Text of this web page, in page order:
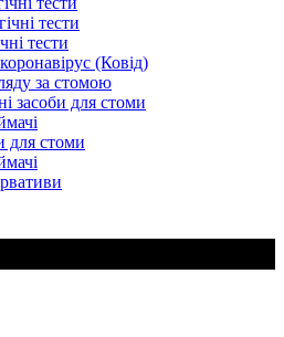
тести
тести
(Ковід)
за стомою
засоби для стоми
для стоми